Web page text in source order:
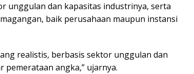
unggulan dan kapasitas industrinya, serta
baik perusahaan maupun instansi
realistis, berbasis sektor unggulan dan
pemerataan angka,” ujarnya.